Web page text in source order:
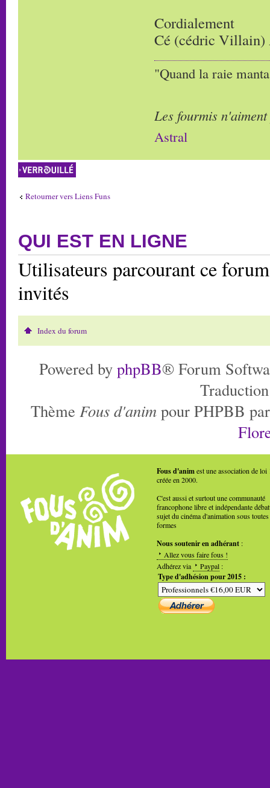
Cordialement
Cé (cédric Villain)
"Quand la raie
Les fourmis
Astral
Sujet verrouillé
Retourner vers Liens Funs
QUI EST EN LIGNE
Utilisateurs parcourant ce
invités
Index du forum
Powered by phpBB® Forum
Thème Fous d'anim pour PHPBB
Fous d'animest une association de loi
créée en 2000.
C'est aussi et surtout une communauté
francophone libre et indépendante
sujet du cinéma d'animation sous toutes
formes
Nous soutenir en adhérant :
Allez vous faire fous !
Adhérez via
Paypal :
Type d'adhésion pour 2015 :